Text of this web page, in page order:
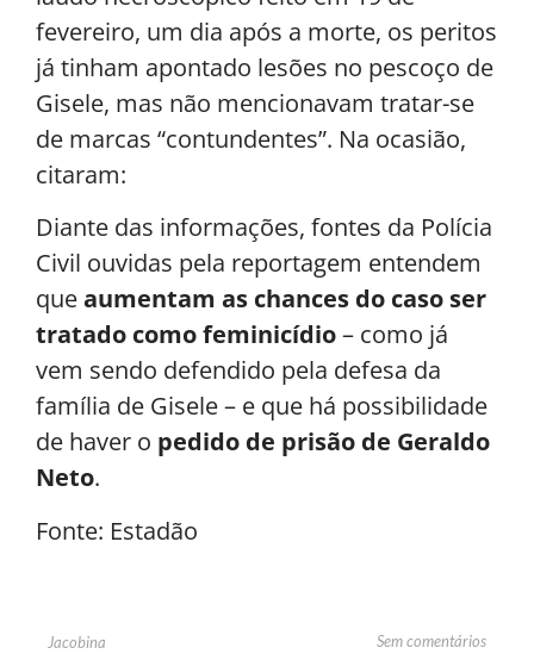
fevereiro, um dia após a morte, os peritos
já tinham apontado lesões no pescoço de
Gisele, mas não mencionavam tratar-se
de marcas “contundentes”. Na ocasião,
citaram:
Diante das informações, fontes da Polícia
Civil ouvidas pela reportagem entendem
queaumentam as chances do caso ser
tratado como feminicídio– como já
vem sendo defendido pela defesa da
família de Gisele – e que há possibilidade
de haver o pedido de prisão de Geraldo
Neto.
Fonte: Estadão
Jacobina Sem comentários